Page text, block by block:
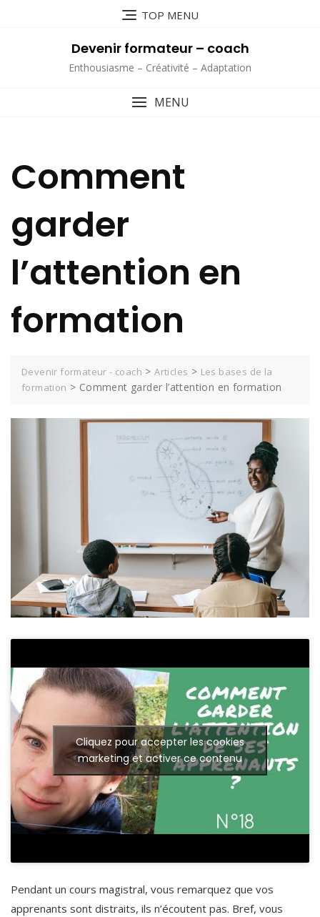
TOP MENU
Devenir formateur – coach
Enthousiasme – Créativité – Adaptation
MENU
Comment
garder
l’attention en
formation
Devenir formateur - coach >Articles > Les bases de la
formation > Comment garder l’attention en formation
Cliquez pour accepter les cookies
marketing et activer ce contenu
Pendant un cours magistral, vous remarquez que vos
apprenants sont distraits, ils n’écoutent pas. Bref, vous